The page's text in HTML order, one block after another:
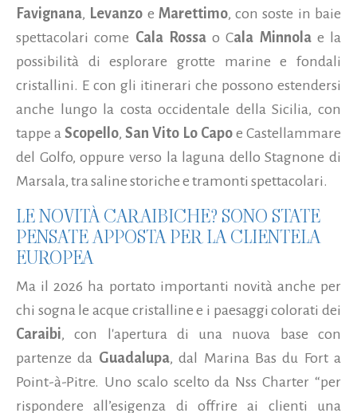
Favignana, Levanzo e Marettimo, con soste in baie
spettacolari come Cala Rossao Cala Minnolae la
possibilità di esplorare grotte marine e fondali
cristallini. E con gli itinerari che possono estendersi
anche lungo la costa occidentale della Sicilia, con
tappe a Scopello, San Vito Lo Capo e Castellammare
del Golfo, oppure verso la laguna dello Stagnone di
Marsala, tra saline storiche e tramonti spettacolari.
LE NOVITÀ CARAIBICHE? SONO STATE
PENSATE APPOSTA PER LA CLIENTELA
EUROPEA
Ma il 2026 ha portato importanti novità anche per
chi sogna le acque cristalline e i paesaggi colorati dei
Caraibi, con l'apertura di una nuova base con
partenze da Guadalupa, dal Marina Bas du Fort a
Point-à-Pitre. Uno scalo scelto da Nss Charter “per
rispondere all’esigenza di offrire ai clienti una